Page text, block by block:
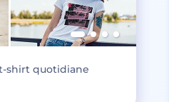
shirt quotidiane